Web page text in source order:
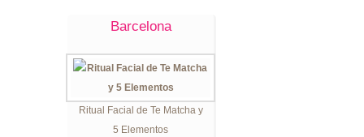
Barcelona
Ritual Facial de Te Matcha y
5 Elementos